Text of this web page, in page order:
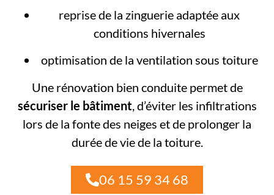
reprise de la zinguerie adaptée aux
conditions hivernales
optimisation de la ventilation sous toiture
Une rénovation bien conduite permet de
sécuriser le bâtiment, d’éviter les infiltrations
lors de la fonte des neiges et de prolonger la
durée de vie de la toiture.
06 15 59 34 68